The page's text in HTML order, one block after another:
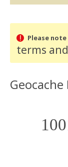
Please note
terms